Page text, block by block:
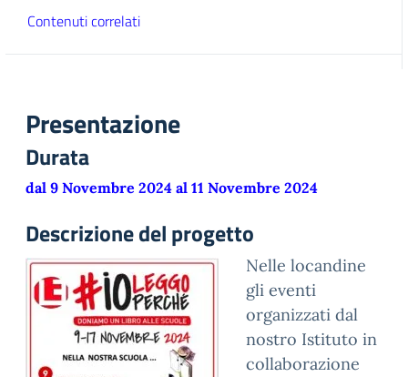
Contenuti correlati
Presentazione
Durata
dal 9 Novembre 2024 al 11 Novembre 2024
Descrizione del progetto
Nelle locandine
gli eventi
organizzati dal
nostro Istituto in
collaborazione